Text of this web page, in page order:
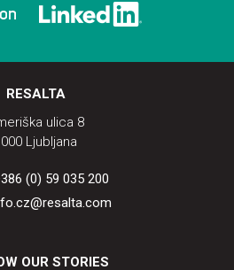
RESALTA
ulica 8
Ljubljana
(0) 59 035 200
OUR STORIES